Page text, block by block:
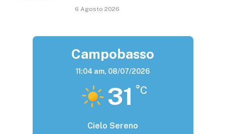
6 Agosto 2026
Campobasso
11:04 am, 08/07/2026
31 °C
Cielo Sereno